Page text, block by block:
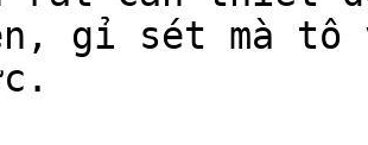
gỉ sét mà tô